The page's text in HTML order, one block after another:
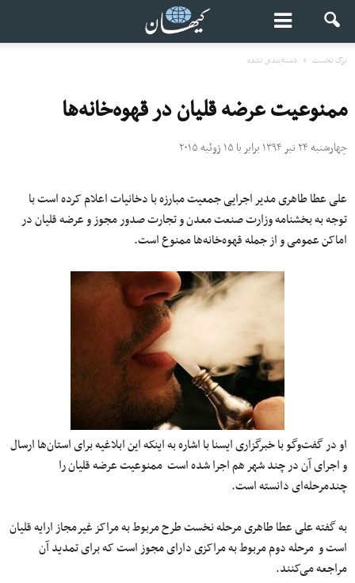
برگ نخست دسته‌بندی نشده
ممنوعیت عرضه قلیان در قهوه‌خانه‌ها
چهارشنبه ۲۴ تیر ۱۳۹۴ برابر با ۱۵ ژوئیه ۲۰۱۵
علی عطا طاهری مدیر اجرایی جمعیت مبارزه با دخانیات اعلام کرده است با
توجه به بخشنامه وزارت صنعت معدن و تجارت صدور مجوز و عرضه قلیان در
اماکن عمومی و از جمله قهوه‌خانه‌ها ممنوع است.
او در گفت‌وگو با خبرگزاری ایسنا با اشاره به اینکه این ابلاغیه برای استان‌ها ارسال
و اجرای آن در چند شهر هم اجرا شده است ممنوعیت عرضه قلیان را
چندمرحله‌ای دانسته است.
به گفته علی عطا طاهری مرحله نخست طرح مربوط به مراکز غیرمجاز ارایه قلیان
است و مرحله دوم مربوط به مراکزی دارای مجوز است که برای تمدید آن
مراجعه می‌کنند.